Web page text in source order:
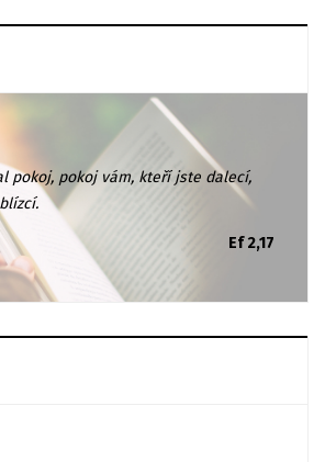
pokoj, pokoj vám, kteří jste dalecí,
Ef 2,17